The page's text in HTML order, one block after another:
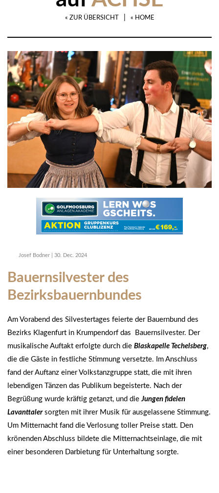
« ZUR ÜBERSICHT « HOME
Josef Bodner 30. Dec. 2024
Bauernsilvester des
Bezirksbauernbundes
Am Vorabend des Silvestertages feierte der Bauernbund des
Bezirks Klagenfurt in Krumpendorf das Bauernsilvester. Der
musikalische Auftakt erfolgte durch die Blaskapelle Techelsberg,
die die Gäste in festliche Stimmung versetzte. Im Anschluss
fand der Auftanz einer Volkstanzgruppe statt, die mit ihren
lebendigen Tänzen das Publikum begeisterte. Nach der
Begrüßung wurde kräftig getanzt, und dieJungen fidelen
Lavanttalersorgten mit ihrer Musik für ausgelassene Stimmung.
Um Mitternacht fand die Verlosung toller Preise statt. Den
krönenden Abschluss bildete die Mitternachtseinlage, die mit
einer besonderen Darbietung für Unterhaltung sorgte.